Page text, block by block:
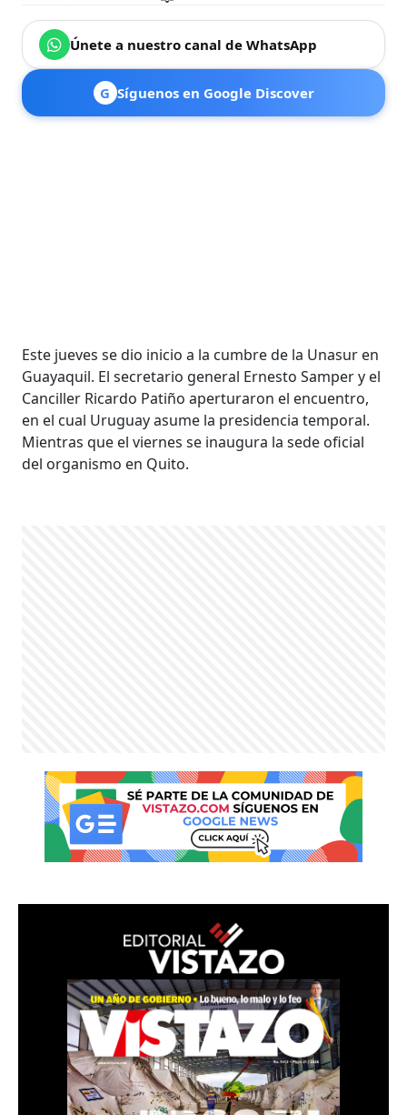
Únete a nuestro canal de WhatsApp
G Síguenos en Google Discover
Este jueves se dio inicio a la cumbre de la Unasur en
Guayaquil. El secretario general Ernesto Samper y el
Canciller Ricardo Patiño aperturaron el encuentro,
en el cual Uruguay asume la presidencia temporal.
Mientras que el viernes se inaugura la sede oficial
del organismo en Quito.